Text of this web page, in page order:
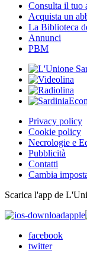
Consulta il tuo
Acquista un
La Biblioteca
Annunci
PBM
Privacy policy
Cookie policy
Necrologie e
Pubblicità
Contatti
Cambia
Scarica l'app de
apple
facebook
twitter